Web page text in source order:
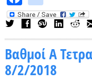
Βαθμοί Α
8/2/2018